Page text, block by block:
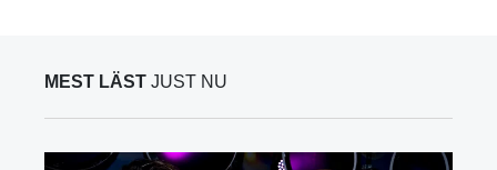
MEST LÄST JUST NU